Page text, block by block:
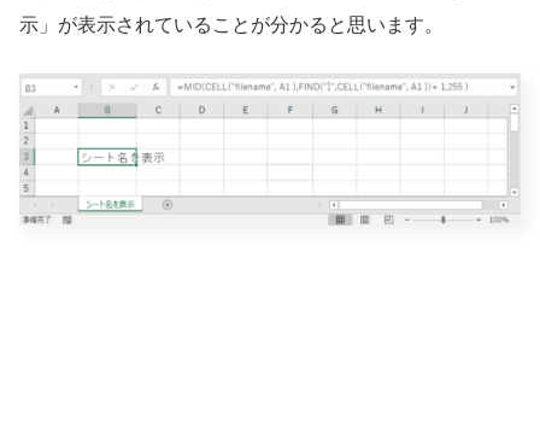
示」が表示されていることが分かると思います。